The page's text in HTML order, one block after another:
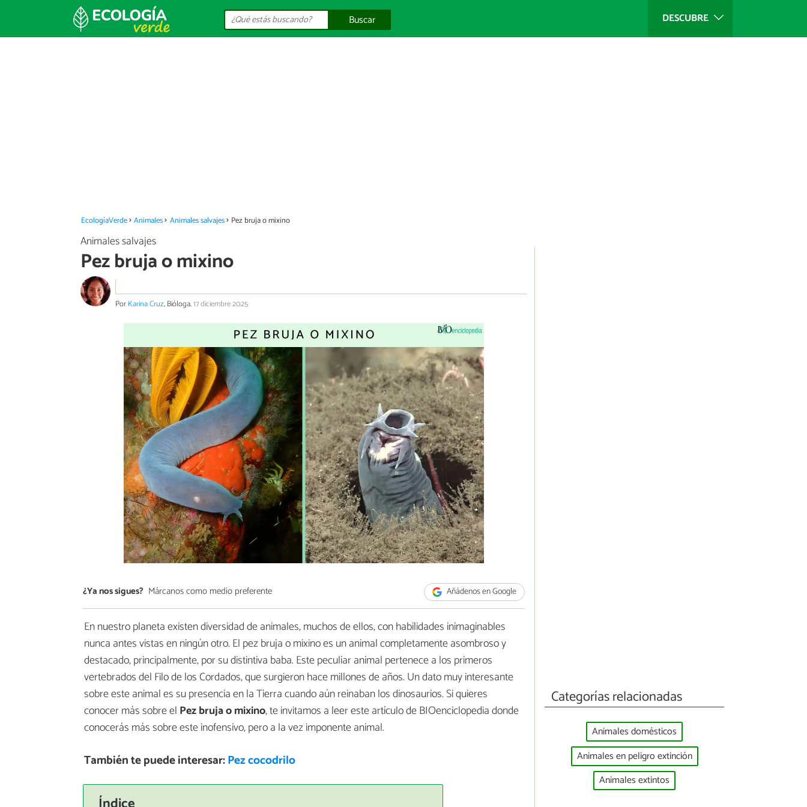
DESCUBRE
Buscar
EcologíaVerde Animales Animales salvajes Pez bruja o mixino
Animales salvajes
Pez bruja o mixino
PorKarina Cruz, Bióloga.17 diciembre 2025
¿Ya nos sigues? Márcanos como medio preferente Añádenos en Google
En nuestro planeta existen diversidad de animales, muchos de ellos, con habilidades inimaginables
nunca antes vistas en ningún otro. El pez bruja o mixino es un animal completamente asombroso y
destacado, principalmente, por su distintiva baba. Este peculiar animal pertenece a los primeros
vertebrados del Filo de los Cordados, que surgieron hace millones de años. Un dato muy interesante
sobre este animal es su presencia en la Tierra cuando aún reinaban los dinosaurios. Si quieres
conocer más sobre el Pez bruja o mixino, te invitamos a leer este artículo de BIOenciclopedia donde
conocerás más sobre este inofensivo, pero a la vez imponente animal.
También te puede interesar:Pez cocodrilo
Categorías relacionadas
Animales domésticos
Animales en peligro extinción
Animales extintos